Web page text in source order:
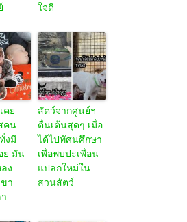
ใจดี
คย
คน
งมี
ย มัน
ง
า
สัตว์จากศูนย์ฯ
ตื่นเต้นสุดๆ เมื่อ
ได้ไปทัศนศึกษา
เพื่อพบปะเพื่อน
แปลกใหม่ใน
สวนสัตว์